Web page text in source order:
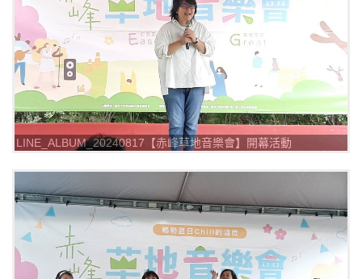
LINE_ALBUM_20240817【赤峰草地音樂會】開幕活動